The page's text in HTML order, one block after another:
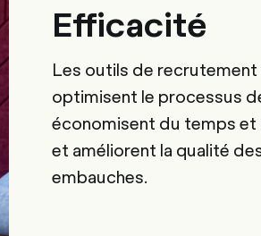
Efficacité
Les outils de
optimisent le processus
économisent du temps
et améliorent la qualité
embauches.